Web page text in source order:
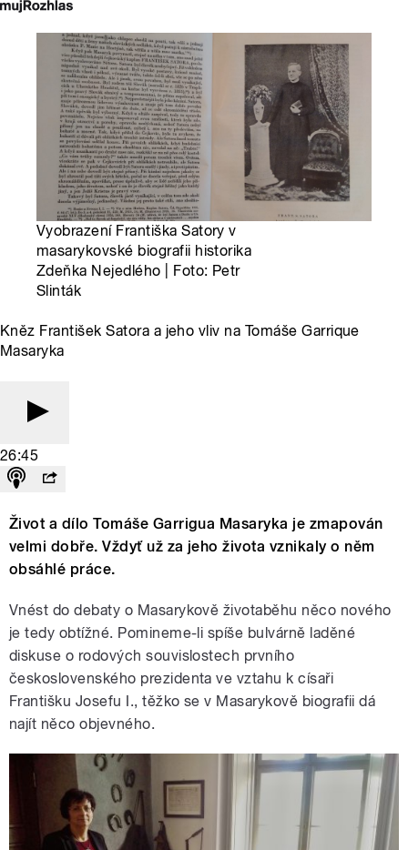
Vyobrazení Františka Satory v
masarykovské biografii historika
Zdeňka Nejedlého | Foto: Petr
Slinták
Kněz František Satora a jeho vliv na Tomáše Garrique
Masaryka
26:45
Život a dílo Tomáše Garrigua Masaryka je zmapován
velmi dobře. Vždyť už za jeho života vznikaly o něm
obsáhlé práce.
Vnést do debaty o Masarykově životaběhu něco nového
je tedy obtížné. Pomineme-li spíše bulvárně laděné
diskuse o rodových souvislostech prvního
československého prezidenta ve vztahu k císaři
Františku Josefu I., těžko se v Masarykově biografii dá
najít něco objevného.